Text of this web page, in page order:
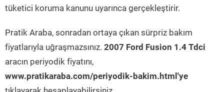
tüketici koruma kanunu uyarınca gerçekleştirir.
Pratik Araba, sonradan ortaya çıkan sürpriz bakım
fiyatlarıyla uğraşmazsınız. 2007 Ford Fusion 1.4 Tdci
aracın periyodik fiyatını,
www.pratikaraba.com/periyodik-bakim.html'ye